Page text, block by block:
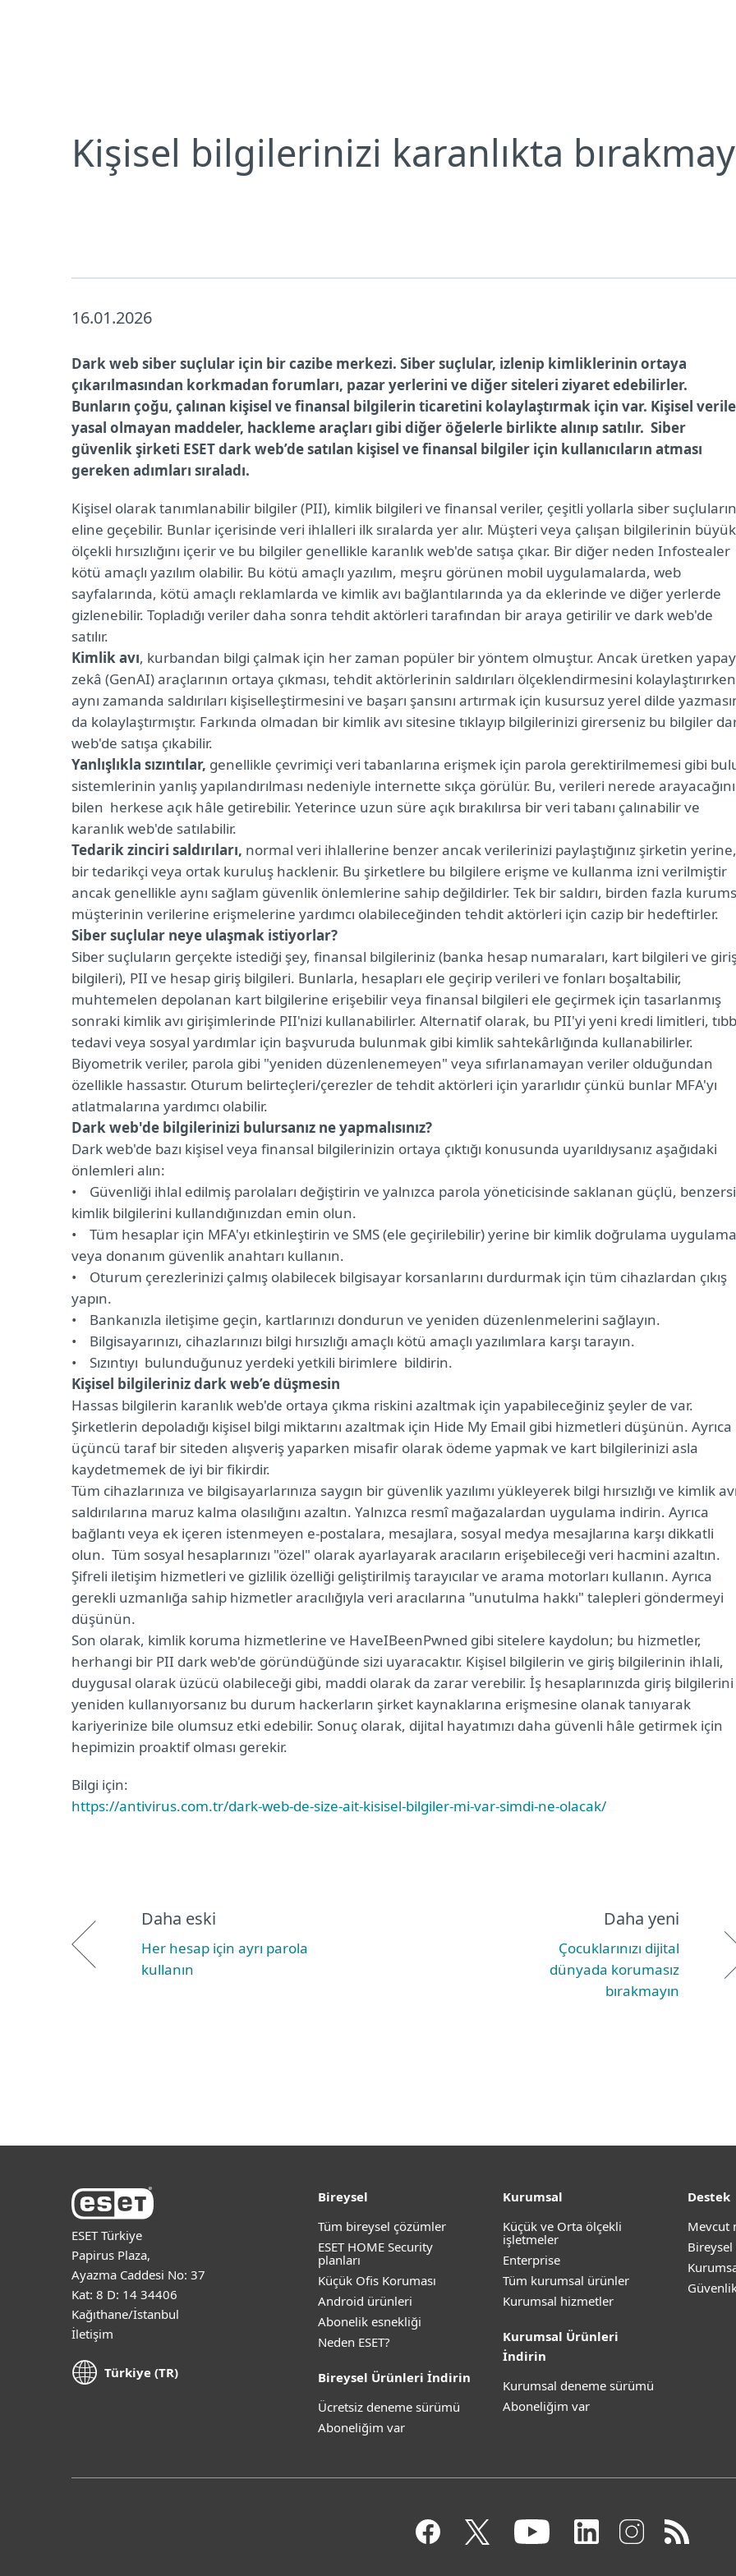
Kişisel bilgilerinizi karanlıkta
16.01.2026
Dark web siber suçlular için bir cazibe merkezi. Siber suçlular, izlenip kimliklerinin ortaya
çıkarılmasından korkmadan forumları, pazar yerlerini ve diğer siteleri ziyaret edebilirler.
Bunların çoğu, çalınan kişisel ve finansal bilgilerin ticaretini kolaylaştırmak için var. Kişisel
yasal olmayan maddeler, hackleme araçları gibi diğer öğelerle birlikte alınıp satılır. Siber
güvenlik şirketi ESET dark web’de satılan kişisel ve finansal bilgiler için kullanıcıların atması
gereken adımları sıraladı.
Kişisel olarak tanımlanabilir bilgiler (PII), kimlik bilgileri ve finansal veriler, çeşitli yollarla siber suçluların
eline geçebilir. Bunlar içerisinde veri ihlalleri ilk sıralarda yer alır. Müşteri veya çalışan bilgilerinin büyük
ölçekli hırsızlığını içerir ve bu bilgiler genellikle karanlık web'de satışa çıkar. Bir diğer neden Infostealer
kötü amaçlı yazılım olabilir. Bu kötü amaçlı yazılım, meşru görünen mobil uygulamalarda, web
sayfalarında, kötü amaçlı reklamlarda ve kimlik avı bağlantılarında ya da eklerinde ve diğer yerlerde
gizlenebilir. Topladığı veriler daha sonra tehdit aktörleri tarafından bir araya getirilir ve dark web'de
satılır.
Kimlik avı, kurbandan bilgi çalmak için her zaman popüler bir yöntem olmuştur. Ancak üretken yapay
zekâ (GenAI) araçlarının ortaya çıkması, tehdit aktörlerinin saldırıları ölçeklendirmesini kolaylaştırırken
aynı zamanda saldırıları kişiselleştirmesini ve başarı şansını artırmak için kusursuz yerel dilde
da kolaylaştırmıştır. Farkında olmadan bir kimlik avı sitesine tıklayıp bilgilerinizi girerseniz bu bilgiler
web'de satışa çıkabilir.
Yanlışlıkla sızıntılar, genellikle çevrimiçi veri tabanlarına erişmek için parola gerektirilmemesi gibi
sistemlerinin yanlış yapılandırılması nedeniyle internette sıkça görülür. Bu, verileri nerede arayacağını
bilen herkese açık hâle getirebilir. Yeterince uzun süre açık bırakılırsa bir veri tabanı çalınabilir ve
karanlık web'de satılabilir.
Tedarik zinciri saldırıları, normal veri ihlallerine benzer ancak verilerinizi paylaştığınız şirketin yerine,
bir tedarikçi veya ortak kuruluş hacklenir. Bu şirketlere bu bilgilere erişme ve kullanma izni verilmiştir
ancak genellikle aynı sağlam güvenlik önlemlerine sahip değildirler. Tek bir saldırı, birden fazla
müşterinin verilerine erişmelerine yardımcı olabileceğinden tehdit aktörleri için cazip bir hedeftirler.
Siber suçlular neye ulaşmak istiyorlar?
Siber suçluların gerçekte istediği şey, finansal bilgileriniz (banka hesap numaraları, kart bilgileri ve
bilgileri), PII ve hesap giriş bilgileri. Bunlarla, hesapları ele geçirip verileri ve fonları boşaltabilir,
muhtemelen depolanan kart bilgilerine erişebilir veya finansal bilgileri ele geçirmek için tasarlanmış
sonraki kimlik avı girişimlerinde PII'nizi kullanabilirler. Alternatif olarak, bu PII'yi yeni kredi limitleri,
tedavi veya sosyal yardımlar için başvuruda bulunmak gibi kimlik sahtekârlığında kullanabilirler.
Biyometrik veriler, parola gibi "yeniden düzenlenemeyen" veya sıfırlanamayan veriler olduğundan
özellikle hassastır. Oturum belirteçleri/çerezler de tehdit aktörleri için yararlıdır çünkü bunlar MFA'yı
atlatmalarına yardımcı olabilir.
Dark web'de bilgilerinizi bulursanız ne yapmalısınız?
Dark web'de bazı kişisel veya finansal bilgilerinizin ortaya çıktığı konusunda uyarıldıysanız aşağıdaki
önlemleri alın:
• Güvenliği ihlal edilmiş parolaları değiştirin ve yalnızca parola yöneticisinde saklanan güçlü,
kimlik bilgilerini kullandığınızdan emin olun.
• Tüm hesaplar için MFA'yı etkinleştirin ve SMS (ele geçirilebilir) yerine bir kimlik doğrulama
veya donanım güvenlik anahtarı kullanın.
• Oturum çerezlerinizi çalmış olabilecek bilgisayar korsanlarını durdurmak için tüm cihazlardan çıkış
yapın.
• Bankanızla iletişime geçin, kartlarınızı dondurun ve yeniden düzenlenmelerini sağlayın.
• Bilgisayarınızı, cihazlarınızı bilgi hırsızlığı amaçlı kötü amaçlı yazılımlara karşı tarayın.
• Sızıntıyı bulunduğunuz yerdeki yetkili birimlere bildirin.
Kişisel bilgileriniz dark web’e düşmesin
Hassas bilgilerin karanlık web'de ortaya çıkma riskini azaltmak için yapabileceğiniz şeyler de var.
Şirketlerin depoladığı kişisel bilgi miktarını azaltmak için Hide My Email gibi hizmetleri düşünün. Ayrıca
üçüncü taraf bir siteden alışveriş yaparken misafir olarak ödeme yapmak ve kart bilgilerinizi asla
kaydetmemek de iyi bir fikirdir.
Tüm cihazlarınıza ve bilgisayarlarınıza saygın bir güvenlik yazılımı yükleyerek bilgi hırsızlığı ve kimlik avı
saldırılarına maruz kalma olasılığını azaltın. Yalnızca resmî mağazalardan uygulama indirin. Ayrıca
bağlantı veya ek içeren istenmeyen e-postalara, mesajlara, sosyal medya mesajlarına karşı dikkatli
olun. Tüm sosyal hesaplarınızı "özel" olarak ayarlayarak aracıların erişebileceği veri hacmini azaltın.
Şifreli iletişim hizmetleri ve gizlilik özelliği geliştirilmiş tarayıcılar ve arama motorları kullanın. Ayrıca
gerekli uzmanlığa sahip hizmetler aracılığıyla veri aracılarına "unutulma hakkı" talepleri göndermeyi
düşünün.
Son olarak, kimlik koruma hizmetlerine ve HaveIBeenPwned gibi sitelere kaydolun; bu hizmetler,
herhangi bir PII dark web'de göründüğünde sizi uyaracaktır. Kişisel bilgilerin ve giriş bilgilerinin ihlali,
duygusal olarak üzücü olabileceği gibi, maddi olarak da zarar verebilir. İş hesaplarınızda giriş bilgilerini
yeniden kullanıyorsanız bu durum hackerların şirket kaynaklarına erişmesine olanak tanıyarak
kariyerinize bile olumsuz etki edebilir. Sonuç olarak, dijital hayatımızı daha güvenli hâle getirmek için
hepimizin proaktif olması gerekir.
Bilgi için:
https://antivirus.com.tr/dark-web-de-size-ait-kisisel-bilgiler-mi-var-simdi-ne-olacak/
Daha eski
Her hesap için ayrı parola
kullanın
Daha yeni
Çocuklarınızı dijital
dünyada korumasız
bırakmayın
ESET Türkiye
Papirus Plaza,
Ayazma Caddesi No: 37
Kat: 8 D: 14 34406
Kağıthane/İstanbul
İletişim
Türkiye (TR)
Bireysel
Tüm bireysel çözümler
ESET HOME Security
planları
Küçük Ofis Koruması
Android ürünleri
Abonelik esnekliği
Neden ESET?
Bireysel Ürünleri İndirin
Ücretsiz deneme sürümü
Aboneliğim var
Kurumsal
Küçük ve Orta ölçekli
işletmeler
Enterprise
Tüm kurumsal ürünler
Kurumsal hizmetler
Kurumsal Ürünleri
İndirin
Kurumsal deneme sürümü
Aboneliğim var
Destek
Mevcut